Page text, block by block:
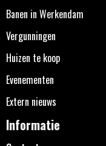
Banen in Werkendam
Vergunningen
Huizen te koop
Evenementen
Extern nieuws
Informatie